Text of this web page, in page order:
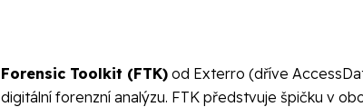
Forensic Toolkit (FTK) od Exterro (dříve
digitální forenzní analýzu. FTK předstvuje špičku v